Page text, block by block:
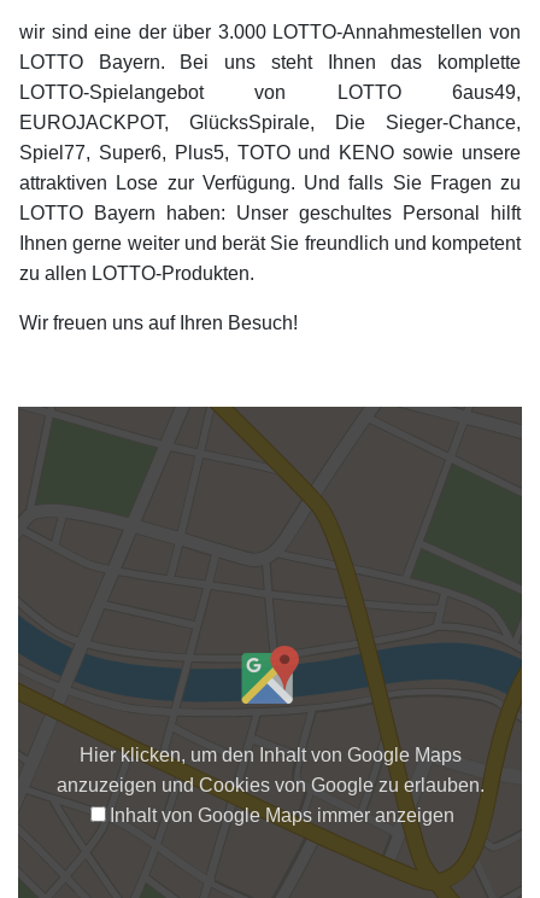
wir sind eine der über 3.000 LOTTO-Annahmestellen von
LOTTO Bayern. Bei uns steht Ihnen das komplette
LOTTO-Spielangebot von LOTTO 6aus49,
EUROJACKPOT, GlücksSpirale, Die Sieger-Chance,
Spiel77, Super6, Plus5, TOTO und KENO sowie unsere
attraktiven Lose zur Verfügung. Und falls Sie Fragen zu
LOTTO Bayern haben: Unser geschultes Personal hilft
Ihnen gerne weiter und berät Sie freundlich und kompetent
zu allen LOTTO-Produkten.
Wir freuen uns auf Ihren Besuch!
Hier klicken, um den Inhalt von Google Maps
anzuzeigen und Cookies von Google zu erlauben.
Inhalt von Google Maps immer anzeigen